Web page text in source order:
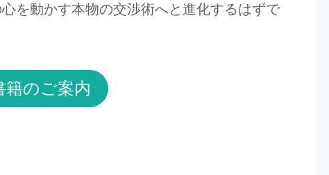
を動かす本物の交渉術へと進化するはずで
籍のご案内